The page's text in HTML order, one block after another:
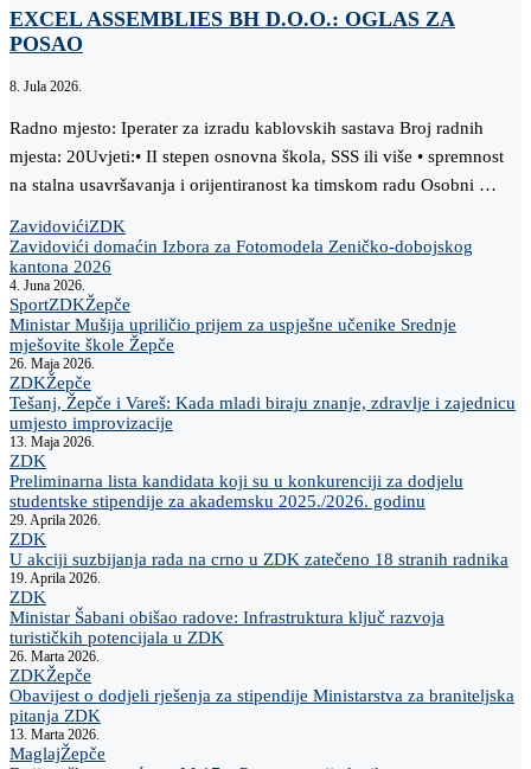
EXCEL ASSEMBLIES BH D.O.O.: OGLAS ZA
POSAO
8. Jula 2026.
Radno mjesto: Iperater za izradu kablovskih sastava Broj radnih
mjesta: 20Uvjeti:• II stepen osnovna škola, SSS ili više • spremnost
na stalna usavršavanja i orijentiranost ka timskom radu Osobni …
ZavidovićiZDK
Zavidovići domaćin Izbora za Fotomodela Zeničko-dobojskog
kantona 2026
4. Juna 2026.
SportZDKŽepče
Ministar Mušija upriličio prijem za uspješne učenike Srednje
mješovite škole Žepče
26. Maja 2026.
ZDKŽepče
Tešanj, Žepče i Vareš: Kada mladi biraju znanje, zdravlje i zajednicu
umjesto improvizacije
13. Maja 2026.
ZDK
Preliminarna lista kandidata koji su u konkurenciji za dodjelu
studentske stipendije za akademsku 2025./2026. godinu
29. Aprila 2026.
ZDK
U akciji suzbijanja rada na crno u ZDK zatečeno 18 stranih radnika
19. Aprila 2026.
ZDK
Ministar Šabani obišao radove: Infrastruktura ključ razvoja
turističkih potencijala u ZDK
26. Marta 2026.
ZDKŽepče
Obavijest o dodjeli rješenja za stipendije Ministarstva za braniteljska
pitanja ZDK
13. Marta 2026.
MaglajŽepče